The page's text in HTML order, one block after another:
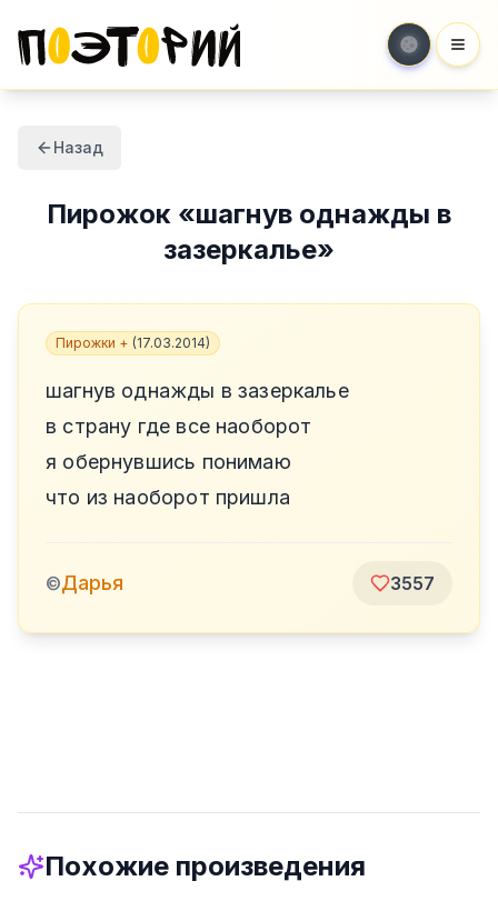
Назад
Пирожок «шагнув однажды в
зазеркалье»
Пирожки + (17.03.2014)
шагнув однажды в зазеркалье
в страну где все наоборот
я обернувшись понимаю
что из наоборот пришла
©Дарья 3557
Похожие произведения